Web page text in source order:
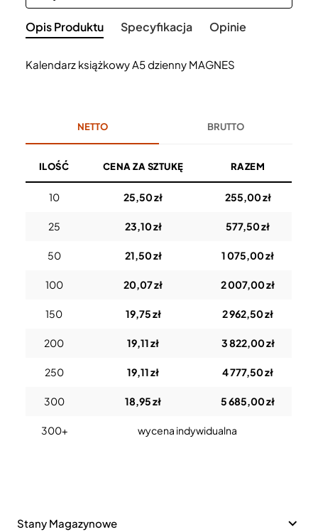
Opis Produktu Specyfikacja Opinie
Kalendarz książkowy A5 dzienny MAGNES
NETTO BRUTTO
ILOŚĆ CENA ZA SZTUKĘ RAZEM
10 25,50 zł 255,00 zł
25 23,10 zł 577,50 zł
50 21,50 zł 1 075,00 zł
100 20,07 zł 2 007,00 zł
150 19,75 zł 2 962,50 zł
200 19,11 zł 3 822,00 zł
250 19,11 zł 4 777,50 zł
300 18,95 zł 5 685,00 zł
300+ wycena indywidualna
Stany Magazynowe